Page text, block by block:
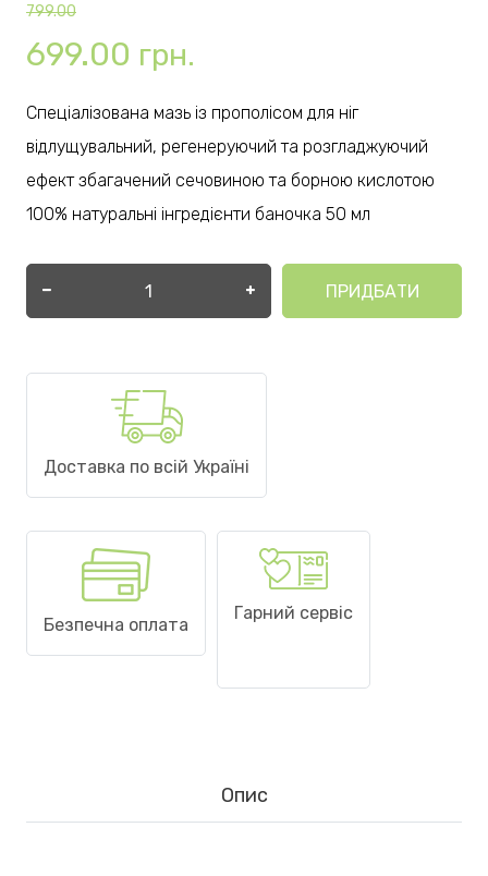
799.00
699.00 грн.
Спеціалізована мазь із прополісом для ніг
відлущувальний, регенеруючий та розгладжуючий
ефект збагачений сечовиною та борною кислотою
100% натуральні інгредієнти баночка 50 мл
ПРИДБАТИ
Доставка по всій Україні
Безпечна оплата
Гарний сервіс
Опис